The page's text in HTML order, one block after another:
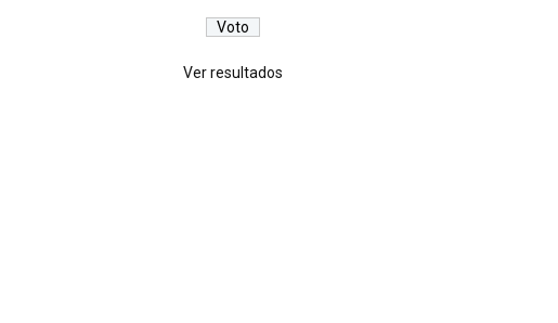
Ver resultados